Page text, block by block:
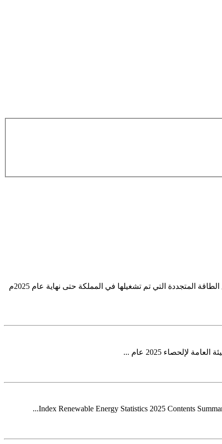
الفهرس محتويات إحصاءات الطاقة المتجددة 2025م الملخص أبرز مؤشرات إحصاءات الطاقة المتجددة المؤشرات رقم الصفحة عدد مشاريع الطاقة المتجددة التي تم تشغيلها في المملكة حتى نهاية عام 2025م
Index Renewable Energy Statistics 2025 Contents